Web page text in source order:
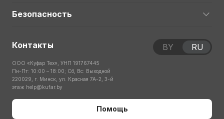
Безопасность
Контакты
ООО «Куфар Тех», УНП 191767445
Пн-Пт: 10:00 – 18:00; Сб, Вс: Выходной
220029, г. Минск, ул. Красная 7А-2, 3-й
этаж help@kufar.by
Помощь
BY RU